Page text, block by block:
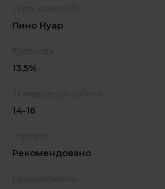
Пино Нуар
13,5%
14-16
Рекомендовано